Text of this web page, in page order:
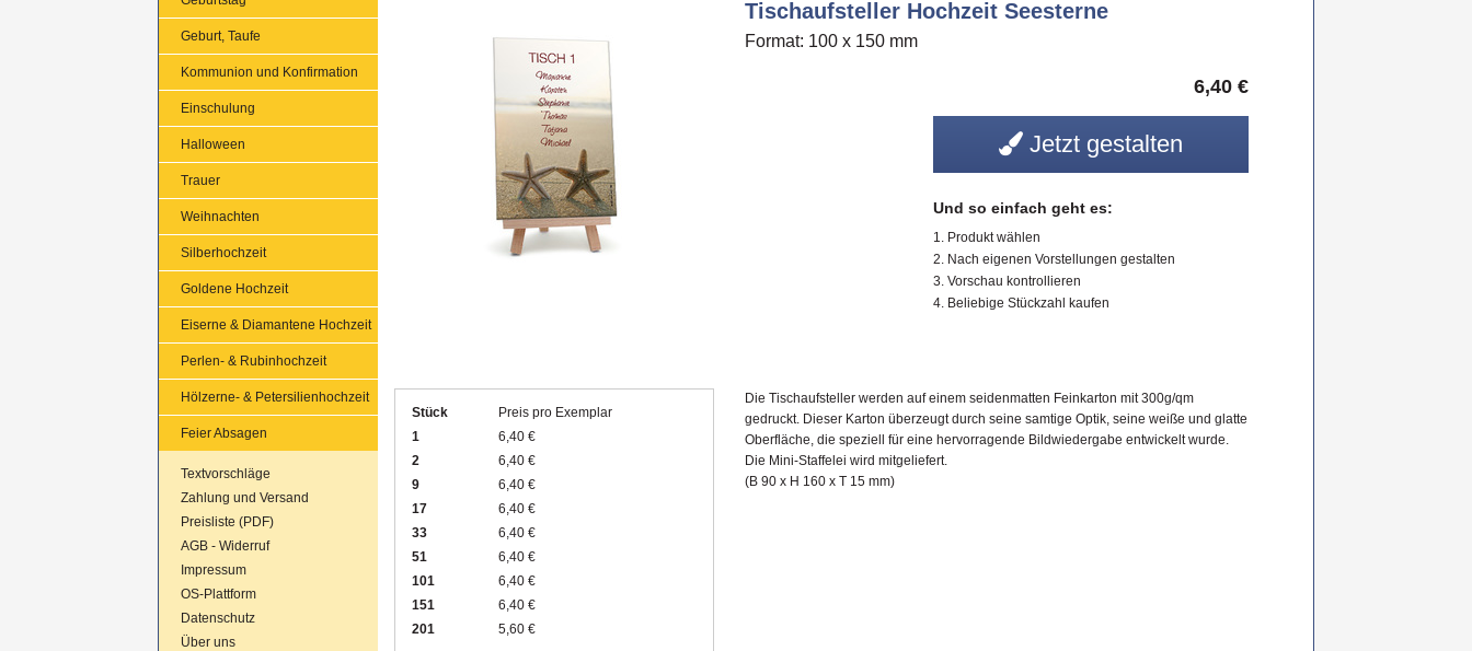
Geburt, Taufe
Kommunion und Konfirmation
Einschulung
Halloween
Trauer
Weihnachten
Silberhochzeit
Goldene Hochzeit
Eiserne & Diamantene Hochzeit
Perlen- & Rubinhochzeit
Hölzerne- & Petersilienhochzeit
Feier Absagen
Textvorschläge
Zahlung und Versand
Preisliste (PDF)
AGB - Widerruf
Impressum
OS-Plattform
Datenschutz
Über uns
Stück
Preis pro Exemplar
1
6,40 €
2
6,40 €
9
6,40 €
17
6,40 €
33
6,40 €
51
6,40 €
101
6,40 €
151
6,40 €
201
5,60 €
Tischaufsteller Hochzeit Seesterne
Format: 100 x 150 mm
6,40 €
Jetzt gestalten
Und so einfach geht es:
Produkt wählen
Nach eigenen Vorstellungen gestalten
Vorschau kontrollieren
Beliebige Stückzahl kaufen
Die Tischaufsteller werden auf einem seidenmatten Feinkarton mit 300g/qm
gedruckt. Dieser Karton überzeugt durch seine samtige Optik, seine weiße und glatte
Oberfläche, die speziell für eine hervorragende Bildwiedergabe entwickelt wurde.
Die Mini-Staffelei wird mitgeliefert.
(B 90 x H 160 x T 15 mm)